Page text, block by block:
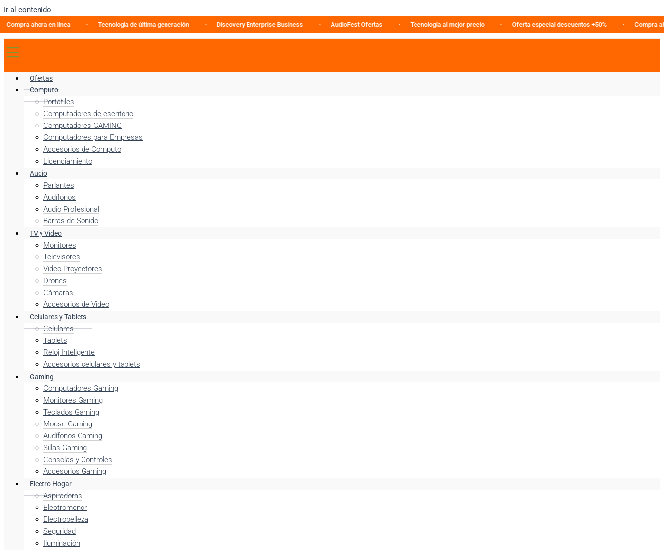
Ir al contenido
ahora en línea Tecnología de última generación Discovery Enterprise Business AudioFest Ofertas Tecnología al mejor precio Oferta especial descuentos +50% Compra ahora
Ofertas
Computo
Portátiles
Computadores de escritorio
Computadores GAMING
Computadores para Empresas
Accesorios de Computo
Licenciamiento
Audio
Parlantes
Audífonos
Audio Profesional
Barras de Sonido
TV y Video
Monitores
Televisores
Video Proyectores
Drones
Cámaras
Accesorios de Video
Celulares y Tablets
Celulares
Tablets
Reloj Inteligente
Accesorios celulares y tablets
Gaming
Computadores Gaming
Monitores Gaming
Teclados Gaming
Mouse Gaming
Audífonos Gaming
Sillas Gaming
Consolas y Controles
Accesorios Gaming
Electro Hogar
Aspiradoras
Electromenor
Electrobelleza
Seguridad
Iluminación